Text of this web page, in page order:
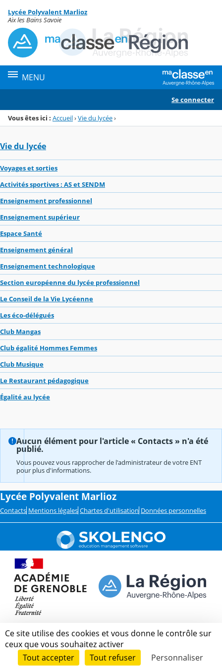
Menu de la rubrique
Contenu
Lycée Polyvalent Marlioz
Aix les Bains Savoie
MENU
Se connecter
Vous êtes ici : Accueil›Vie du lycée›
Vie du lycée
Voyages et sorties
Activités sportives : AS et SENDM
Enseignement professionnel
Enseignement supérieur
Espace Santé
Enseignement général
Enseignement technologique
Section européenne du lycée professionnel
Le Conseil de la Vie Lycéenne
Les éco-délégués
Club Mangas
Club égalité Hommes Femmes
Club Musique
Le Restaurant pédagogique
Égalité au lycée
Aucun élément pour l'article « Contacts » n'a été
publié.
Vous pouvez vous rapprocher de l'administrateur de votre ENT
pour plus d'informations.
Lycée Polyvalent Marlioz
Contacts Mentions légales Chartes d'utilisation Données personnelles
Ce site utilise des cookies et vous donne le contrôle sur
ceux que vous souhaitez activer
Tout accepter
Tout refuser Personnaliser